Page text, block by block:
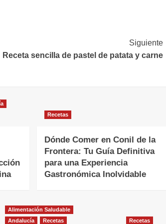
Siguiente
Receta sencilla de pastel de patata y carne
Recetas
Dónde Comer en Conil de la
Frontera: Tu Guía Definitiva
para una Experiencia
Gastronómica Inolvidable
Alimentación Saludable
Andalucía
Recetas Recetas